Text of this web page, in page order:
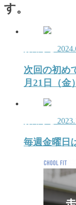
す。
次回の初め
月21日（金
毎週金曜日